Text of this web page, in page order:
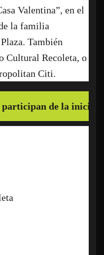
Valentina”, en el
la familia
También
Cultural Recoleta, o
Citi.
participan de la